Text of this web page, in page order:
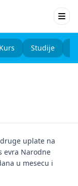
Kurs Studije
uplate na
evra Narodne
u mesecu i